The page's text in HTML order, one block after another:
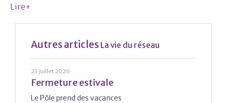
Lire+
Autres articles La vie du réseau
23 juillet 2026
Fermeture estivale
Le Pôle prend des vacances